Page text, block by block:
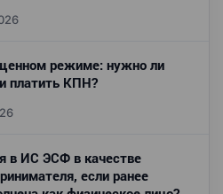
режиме: нужно ли
платить КПН?
в ИС ЭСФ в качестве
если ранее